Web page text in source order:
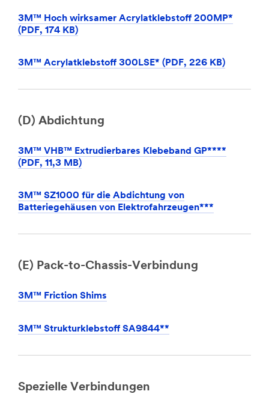
3M™ Hoch wirksamer Acrylatklebstoff 200MP*
(PDF, 174 KB)
3M™ Acrylatklebstoff 300LSE* (PDF, 226 KB)
(D) Abdichtung
3M™ VHB™ Extrudierbares Klebeband GP****
(PDF, 11,3 MB)
3M™ SZ1000 für die Abdichtung von
Batteriegehäusen von Elektrofahrzeugen***
(E) Pack-to-Chassis-Verbindung
3M™ Friction Shims
3M™ Strukturklebstoff SA9844**
Spezielle Verbindungen